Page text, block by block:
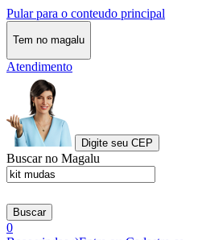
Pular para o conteudo principal
Tem no magalu
Atendimento
Digite seu CEP
Buscar no Magalu
Buscar
0